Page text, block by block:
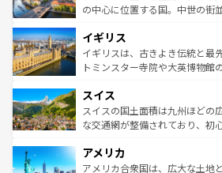
ンテンツ一覧を参照してほしい
から魅了する。また、フランス
いる。シャンパンの発祥地であ
香り高いラベンダー畑など、多
らに、パリ以外の地域にも魅力
れる地方に足を運ぶとそれぞれ
きるだろう。 なお、新着
を参照してほしい。
の中心に位置する国。中世の街
顔を持つこの国は、どこを歩い
ルリンの文化的活気、バイエル
してライン川沿いのワイン畑と
は、お酒好きな人にはぜひ体験してほしい
ドイツ情報はコンテンツ一覧を
イギリス
イギリスは、古きよき伝統と最
トミンスター寺院や大英博物館
リアごとに異なる魅力がある。
ティー、ビール好きにはたまら
戦など、本場だからこそできる
ンツ一覧を参照してほしい。
スイス
スイスの国土面積は九州ほどの
な交通網が整備されており、初
の建物がそのまま残る町や、ス
博物館もあり、アルプス観光だ
アメリカ
アメリカ合衆国は、広大な土地